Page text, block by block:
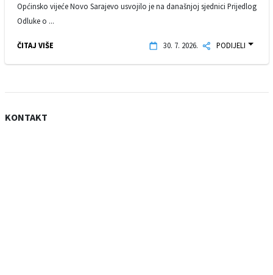
Općinsko vijeće Novo Sarajevo usvojilo je na današnjoj sjednici Prijedlog
Odluke o ...
ČITAJ VIŠE 30. 7. 2026. PODIJELI
KONTAKT